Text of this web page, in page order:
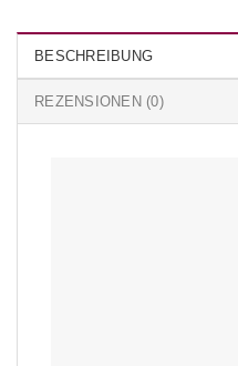
BESCHREIBUNG
REZENSIONEN (0)